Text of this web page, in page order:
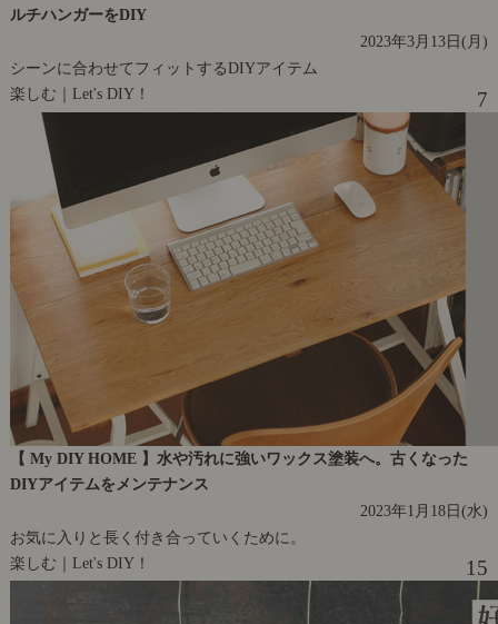
ルチハンガーをDIY
2023年3月13日(月)
シーンに合わせてフィットするDIYアイテム
楽しむ｜Let's DIY！
7
【 My DIY HOME 】水や汚れに強いワックス塗装へ。古くなった
DIYアイテムをメンテナンス
2023年1月18日(水)
お気に入りと長く付き合っていくために。
楽しむ｜Let's DIY！
15